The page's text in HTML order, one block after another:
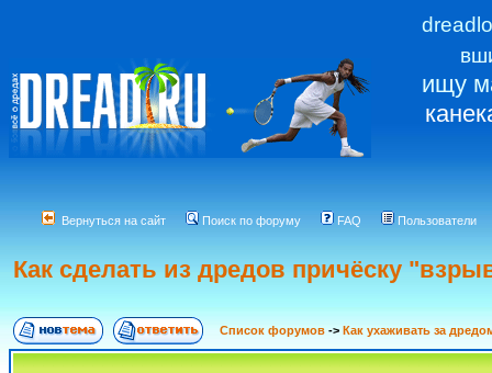
ищу
Вернуться на сайт Поиск по форуму FAQ Пользователи
Как сделать из дредов причёску
Список форумов -> Как ухаживать за